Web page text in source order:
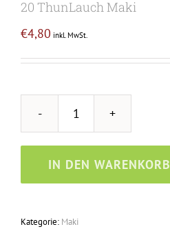
20 ThunLauch Maki
€4,80 inkl. MwSt.
20
ThunLauch
Maki
Menge
IN DEN WARENKORB
Kategorie: Maki